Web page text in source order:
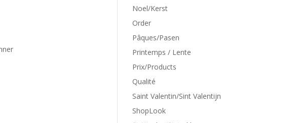
Noel/Kerst
Order
Pâques/Pasen
Printemps / Lente
Prix/Products
Qualité
Saint Valentin/Sint Valentijn
ShopLook